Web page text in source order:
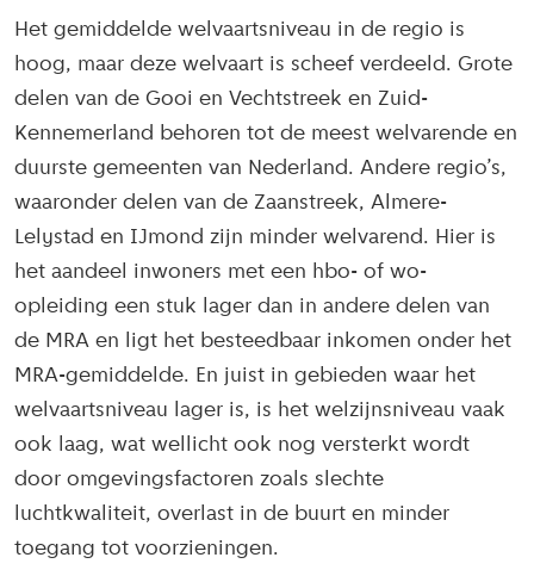
Het gemiddelde welvaartsniveau in de regio is
hoog, maar deze welvaart is scheef verdeeld. Grote
delen van de Gooi en Vechtstreek en Zuid-
Kennemerland behoren tot de meest welvarende en
duurste gemeenten van Nederland. Andere regio’s,
waaronder delen van de Zaanstreek, Almere-
Lelystad en IJmond zijn minder welvarend. Hier is
het aandeel inwoners met een hbo- of wo-
opleiding een stuk lager dan in andere delen van
de MRA en ligt het besteedbaar inkomen onder het
MRA-gemiddelde. En juist in gebieden waar het
welvaartsniveau lager is, is het welzijnsniveau vaak
ook laag, wat wellicht ook nog versterkt wordt
door omgevingsfactoren zoals slechte
luchtkwaliteit, overlast in de buurt en minder
toegang tot voorzieningen.